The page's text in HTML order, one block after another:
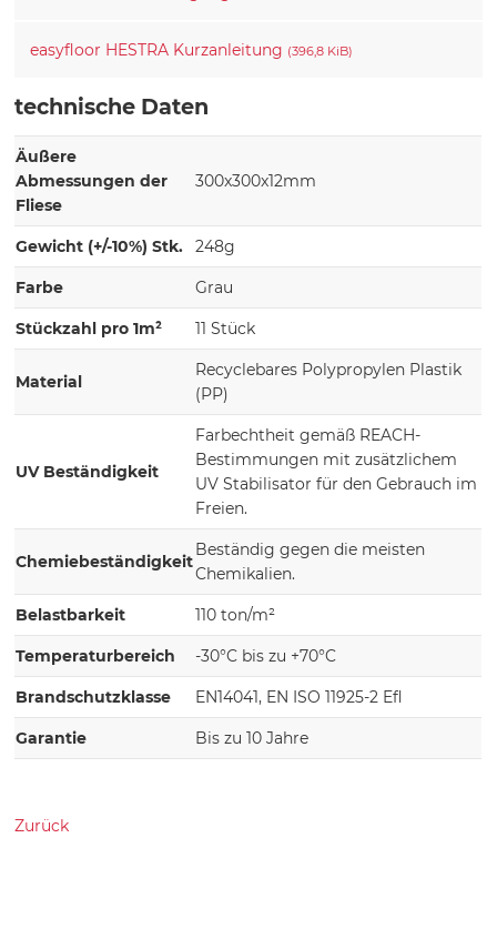
easyfloor HESTRA Kurzanleitung (396,8 KiB)
technische Daten
Äußere
Abmessungen der
Fliese
300x300x12mm
Gewicht (+/-10%) Stk. 248g
Farbe Grau
Stückzahl pro 1m² 11 Stück
Material
Recyclebares Polypropylen Plastik
(PP)
UV Beständigkeit
Farbechtheit gemäß REACH-
Bestimmungen mit zusätzlichem
UV Stabilisator für den Gebrauch im
Freien.
Chemiebeständigkeit
Beständig gegen die meisten
Chemikalien.
Belastbarkeit 110 ton/m²
Temperaturbereich -30°C bis zu +70°C
Brandschutzklasse EN14041, EN ISO 11925-2 Efl
Garantie Bis zu 10 Jahre
Zurück